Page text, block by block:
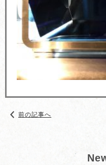
前の記事へ